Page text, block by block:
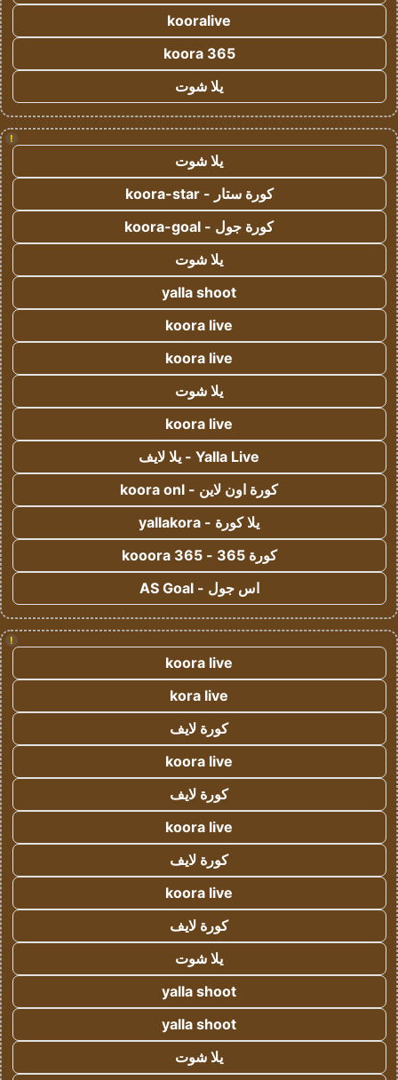
kooralive
koora 365
يلا شوت
!
يلا شوت
كورة ستار - koora-star
كورة جول - koora-goal
يلا شوت
yalla shoot
koora live
koora live
يلا شوت
koora live
Yalla Live - يلا لايف
كورة اون لاين - koora onl
يلا كورة - yallakora
كورة 365 - kooora 365
اس جول - AS Goal
!
koora live
kora live
كورة لايف
koora live
كورة لايف
koora live
كورة لايف
koora live
كورة لايف
يلا شوت
yalla shoot
yalla shoot
يلا شوت